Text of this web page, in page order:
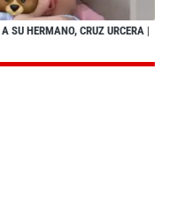
SU HERMANO, CRUZ URCERA |